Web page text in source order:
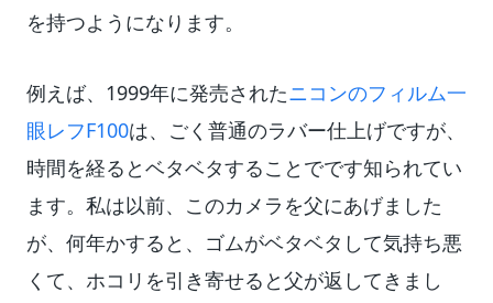
を持つようになります。
例えば、1999年に発売されたニコンのフィルム一
眼レフF100は、ごく普通のラバー仕上げですが、
時間を経るとベタベタすることでです知られてい
ます。私は以前、このカメラを父にあげました
が、何年かすると、ゴムがベタベタして気持ち悪
くて、ホコリを引き寄せると父が返してきまし